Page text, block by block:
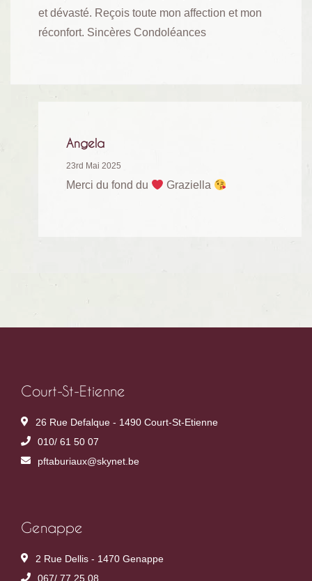
et dévasté. Reçois toute mon affection et mon
réconfort. Sincères Condoléances
Angela
23rd Mai 2025
Merci du fond du Graziella
Court-St-Etienne
26 Rue Defalque - 1490 Court-St-Etienne
010/ 61 50 07
pftaburiaux@skynet.be
Genappe
2 Rue Dellis - 1470 Genappe
067/ 77 25 08